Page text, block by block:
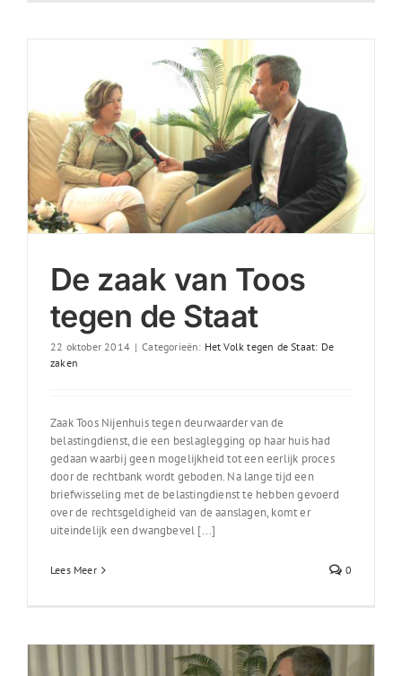
De zaak van Toos
tegen de Staat
22 oktober 2014 | Categorieën: Het Volk tegen de Staat: De
zaken
Zaak Toos Nijenhuis tegen deurwaarder van de
belastingdienst, die een beslaglegging op haar huis had
gedaan waarbij geen mogelijkheid tot een eerlijk proces
door de rechtbank wordt geboden. Na lange tijd een
briefwisseling met de belastingdienst te hebben gevoerd
over de rechtsgeldigheid van de aanslagen, komt er
uiteindelijk een dwangbevel [...]
Lees Meer 0